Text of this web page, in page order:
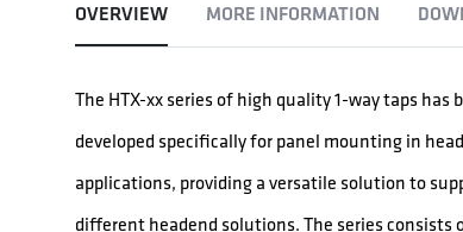
OVERVIEW MORE INFORMATION
The HTX-xx series of high quality 1-way taps has
developed specifically for panel mounting in
applications, providing a versatile solution to
different headend solutions. The series consists